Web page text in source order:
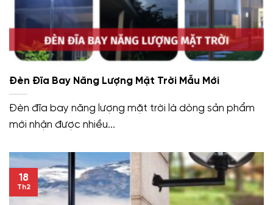
Đèn Đĩa Bay Năng Lượng Mặt Trời Mẫu Mới
Đèn đĩa bay năng lượng mặt trời là dòng sản phẩm
mới nhận được nhiều...
18
Th2